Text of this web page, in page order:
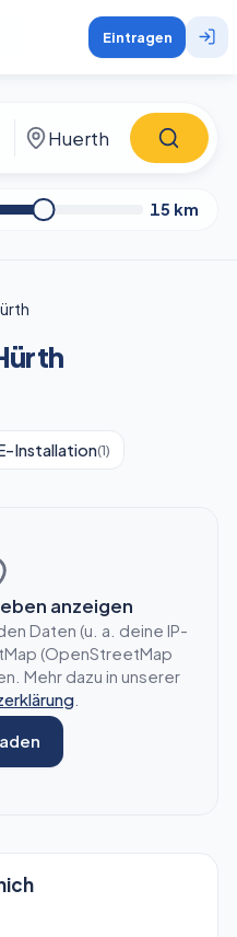
Eintragen
15 km
Installation(1)
anzeigen
Daten (u. a. deine IP-
(OpenStreetMap
Mehr dazu in unserer